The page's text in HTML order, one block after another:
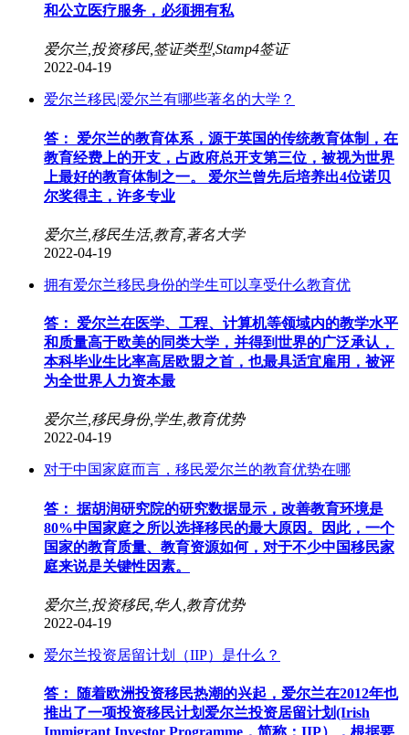
和公立医疗服务，必须拥有私
爱尔兰,投资移民,签证类型,Stamp4签证
2022-04-19
爱尔兰移民|爱尔兰有哪些著名的大学？
答： 爱尔兰的教育体系，源于英国的传统教育体制，在
教育经费上的开支，占政府总开支第三位，被视为世界
上最好的教育体制之⼀。 爱尔兰曾先后培养出4位诺贝
尔奖得主，许多专业
爱尔兰,移民生活,教育,著名大学
2022-04-19
拥有爱尔兰移民身份的学生可以享受什么教育优
答： 爱尔兰在医学、⼯程、计算机等领域内的教学水平
和质量高于欧美的同类大学，并得到世界的⼴泛承认，
本科毕业生⽐率高居欧盟之⾸，也最具适宜雇用，被评
为全世界人力资本最
爱尔兰,移民身份,学生,教育优势
2022-04-19
对于中国家庭而言，移民爱尔兰的教育优势在哪
答： 据胡润研究院的研究数据显示，改善教育环境是
80%中国家庭之所以选择移民的最大原因。因此，一个
国家的教育质量、教育资源如何，对于不少中国移民家
庭来说是关键性因素。
爱尔兰,投资移民,华人,教育优势
2022-04-19
爱尔兰投资居留计划（IIP）是什么？
答： 随着欧洲投资移民热潮的兴起，爱尔兰在2012年也
推出了一项投资移民计划爱尔兰投资居留计划(Irish